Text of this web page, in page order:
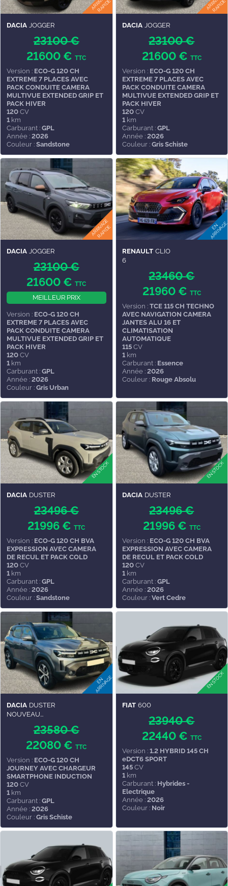
DACIA JOGGER
23100 €
21600 €TTC
Version : ECO-G 120 CH
EXTREME 7 PLACES AVEC
PACK CONDUITE CAMERA
MULTIVUE EXTENDED GRIP ET
PACK HIVER
120 CV
1 km
Carburant : GPL
Année : 2026
Couleur : Sandstone
DACIA JOGGER
23100 €
21600 € TTC
Version : ECO-G 120 CH
EXTREME 7 PLACES AVEC
PACK CONDUITE CAMERA
MULTIVUE EXTENDED GRIP ET
PACK HIVER
120CV
1km
Carburant : GPL
Année : 2026
Couleur : Gris Schiste
DACIA JOGGER
23100 €
21600 €TTC
MEILLEUR PRIX
Version : ECO-G 120 CH
EXTREME 7 PLACES AVEC
PACK CONDUITE CAMERA
MULTIVUE EXTENDED GRIP ET
PACK HIVER
120 CV
1 km
Carburant : GPL
Année : 2026
Couleur : Gris Urban
RENAULT CLIO
6
23460 €
21960 € TTC
Version : TCE 115 CH TECHNO
AVEC NAVIGATION CAMERA
JANTES ALU 16 ET
CLIMATISATION
AUTOMATIQUE
115CV
1km
Carburant : Essence
Année : 2026
Couleur : Rouge Absolu
DACIA DUSTER
23496 €
21996 €TTC
Version : ECO-G 120 CH BVA
EXPRESSION AVEC CAMERA
DE RECUL ET PACK COLD
120 CV
1 km
Carburant : GPL
Année : 2026
Couleur : Sandstone
DACIA DUSTER
23496 €
21996 € TTC
Version : ECO-G 120 CH BVA
EXPRESSION AVEC CAMERA
DE RECUL ET PACK COLD
120CV
1km
Carburant : GPL
Année : 2026
Couleur : Vert Cedre
DACIA DUSTER
NOUVEAU...
23580 €
22080 €TTC
Version : ECO-G 120 CH
JOURNEY AVEC CHARGEUR
SMARTPHONE INDUCTION
120 CV
1 km
Carburant : GPL
Année : 2026
Couleur : Gris Schiste
FIAT 600
23940 €
22440 € TTC
Version : 1.2 HYBRID 145 CH
eDCT6 SPORT
145CV
1km
Carburant : Hybrides -
Electrique
Année : 2026
Couleur : Noir